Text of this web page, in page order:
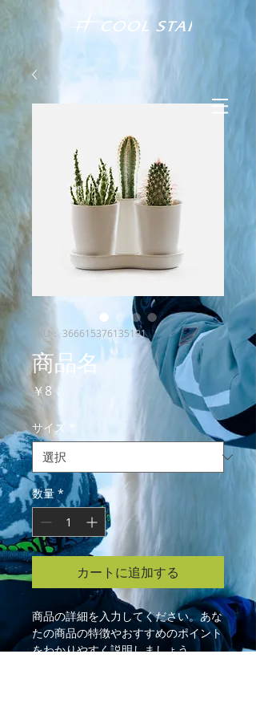
SKU： 366615376135191
商品名
￥8 価
サイズ *
数量 *
カートに追加する
商品の詳細を入力してください。あな
たの商品の特徴やおすすめのポイント
をわかりやすく説明しましょう。